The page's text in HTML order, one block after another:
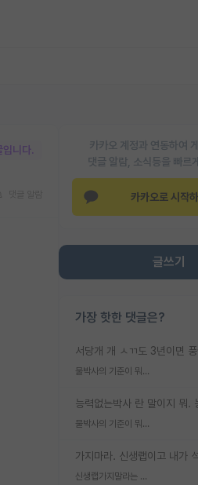
카카오 계정과 연동하여
댓글 알람, 소식등을 빠르
카카오로 시작
글쓰기
가장 핫한 댓글은?
물박사의 기준이 뭐임?
물박사의 기준이 뭐임?
신생랩가지말라는 이유가 있었구나
입니다.